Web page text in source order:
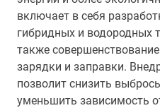
включает в себя
гибридных и водородных
также
зарядки и заправки.
позволит снизить
уменьшить зависимость